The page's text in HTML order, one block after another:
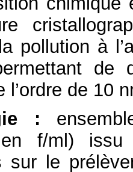
pollution à
de
l’ordre de 10
:
f/ml) issu
sur le